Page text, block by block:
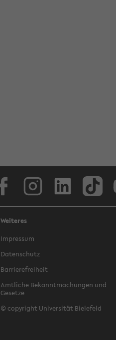
Weiteres
Impressum
Datenschutz
Barrierefreiheit
Amtliche Bekanntmachungen und
Gesetze
© copyright Universität Bielefeld